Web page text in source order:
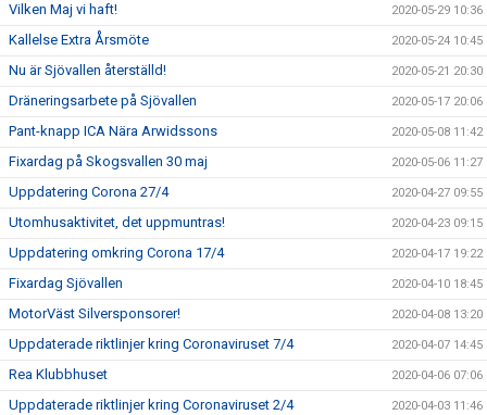
Vilken Maj vi haft! 2020-05-29 10:36
Kallelse Extra Årsmöte 2020-05-24 10:45
Nu är Sjövallen återställd! 2020-05-21 20:30
Dräneringsarbete på Sjövallen 2020-05-17 20:06
Pant-knapp ICA Nära Arwidssons 2020-05-08 11:42
Fixardag på Skogsvallen 30 maj 2020-05-06 11:27
Uppdatering Corona 27/4 2020-04-27 09:55
Utomhusaktivitet, det uppmuntras! 2020-04-23 09:15
Uppdatering omkring Corona 17/4 2020-04-17 19:22
Fixardag Sjövallen 2020-04-10 18:45
MotorVäst Silversponsorer! 2020-04-08 13:20
Uppdaterade riktlinjer kring Coronaviruset 7/4 2020-04-07 14:45
Rea Klubbhuset 2020-04-06 07:06
Uppdaterade riktlinjer kring Coronaviruset 2/4 2020-04-03 11:46